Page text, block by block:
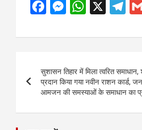
F
ce
o
o
k
M
se
g
er
W
at
A
p
p
X
T
e
a
m
navigation
सुशासन तिहार में मिला त्वरित
प्रदान किया गया नवीन राशन कार्ड,
आमजन की समस्याओं के समाधान का